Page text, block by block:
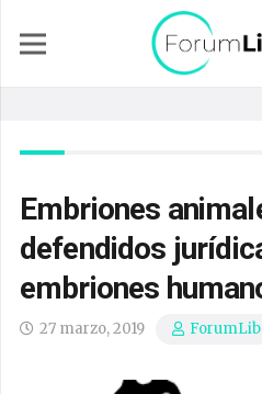
Embriones
defendidos
embriones
27 marzo, 2019